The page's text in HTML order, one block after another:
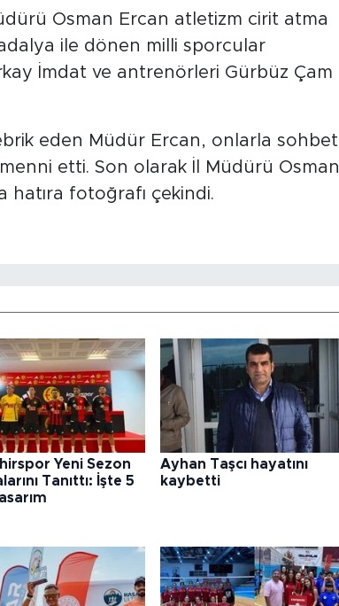
Osman Ercan atletizm cirit atma
ile dönen milli sporcular
İmdat ve antrenörleri Gürbüz Çam
eden Müdür Ercan, onlarla sohbet
etti. Son olarak İl Müdürü Osman
fotoğrafı çekindi.
Yeni Sezon
Tanıttı: İşte 5
Ayhan Taşcı hayatını
kaybetti